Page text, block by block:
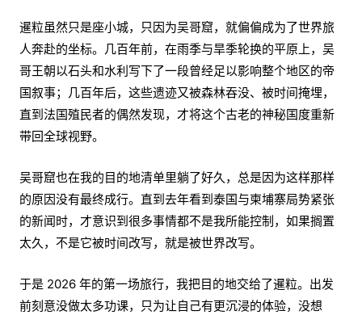
暹粒虽然只是座小城，只因为吴哥窟，就偏偏成为了世界旅
人奔赴的坐标。几百年前，在雨季与旱季轮换的平原上，吴
哥王朝以石头和水利写下了一段曾经足以影响整个地区的帝
国叙事；几百年后，这些遗迹又被森林吞没、被时间掩埋，
直到法国殖民者的偶然发现，才将这个古老的神秘国度重新
带回全球视野。
吴哥窟也在我的目的地清单里躺了好久，总是因为这样那样
的原因没有最终成行。直到去年看到泰国与柬埔寨局势紧张
的新闻时，才意识到很多事情都不是我所能控制，如果搁置
太久，不是它被时间改写，就是被世界改写。
于是 2026 年的第一场旅行，我把目的地交给了暹粒。出发
前刻意没做太多功课，只为让自己有更沉浸的体验，没想